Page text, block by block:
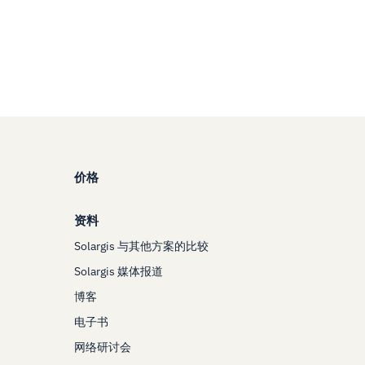
价格
资料
Solargis 与其他方案的比较
Solargis 媒体报道
博客
电子书
网络研讨会